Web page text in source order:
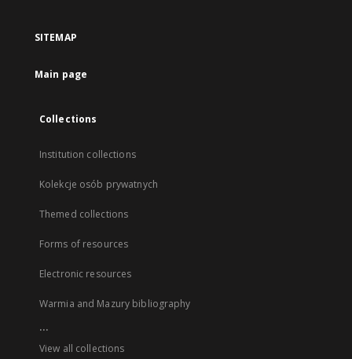
SITEMAP
Main page
Collections
Institution collections
Kolekcje osób prywatnych
Themed collections
Forms of resources
Electronic resources
Warmia and Mazury bibliography
...
View all collections